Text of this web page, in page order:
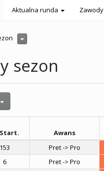
Aktualna runda Zawody
sezon
Awans
153 Pret -> Pro
6 Pret -> Pro